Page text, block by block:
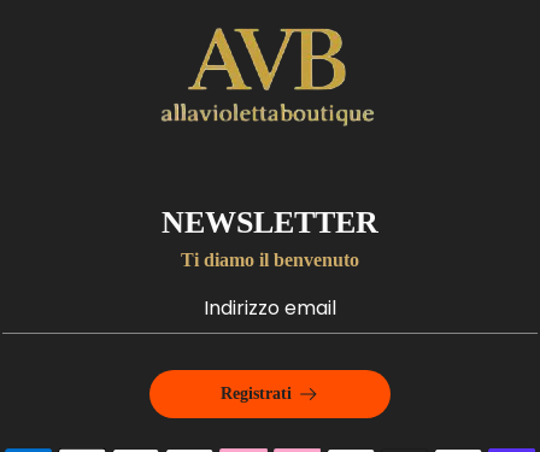
NEWSLETTER
Ti diamo il benvenuto
Registrati